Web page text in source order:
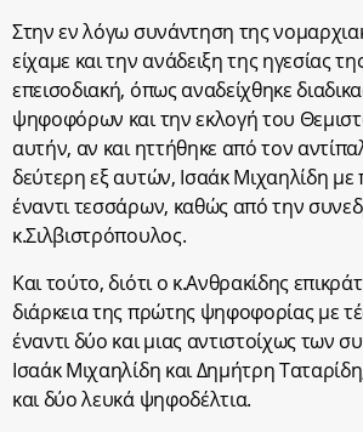
Στην εν λόγω συνάντηση της
είχαμε και την ανάδειξη της ηγεσίας
επεισοδιακή, όπως αναδείχθηκε
ψηφοφόρων και την εκλογή του
αυτήν, αν και ηττήθηκε από τον
δεύτερη εξ αυτών, Ισαάκ Μιχαηλίδη
έναντι τεσσάρων, καθώς από την
κ.Σιλβιστρόπουλος.
Και τούτο, διότι ο κ.Ανθρακίδης
διάρκεια της πρώτης ψηφοφορίας με
έναντι δύο και μιας αντιστοίχως των
Ισαάκ Μιχαηλίδη και Δημήτρη
και δύο λευκά ψηφοδέλτια.